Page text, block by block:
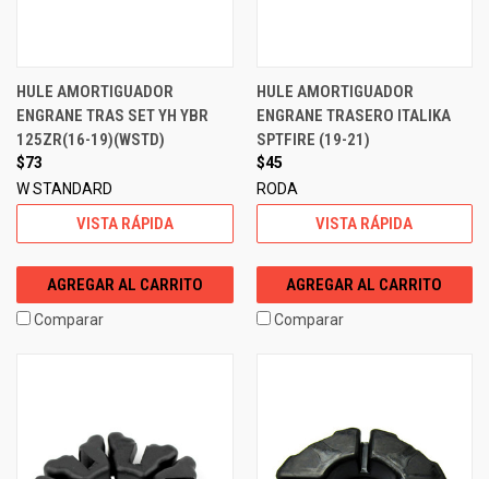
HULE AMORTIGUADOR
ENGRANE TRAS SET YH YBR
125ZR(16-19)(WSTD)
$73
W STANDARD
VISTA RÁPIDA
AGREGAR AL CARRITO
Comparar
HULE AMORTIGUADOR
ENGRANE TRASERO ITALIKA
SPTFIRE (19-21)
$45
RODA
VISTA RÁPIDA
AGREGAR AL CARRITO
Comparar